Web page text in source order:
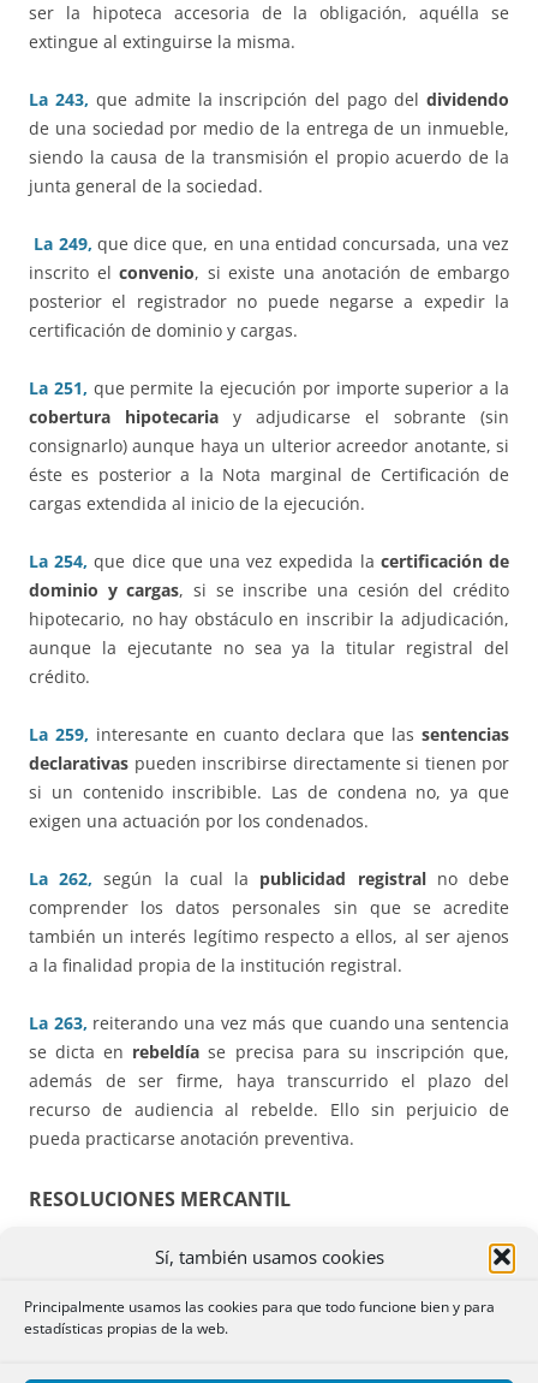
Sí, también usamos cookies
Principalmente usamos las cookies para que todo funcione bien y para
estadísticas propias de la web.
ser la hipoteca accesoria de la obligación, aquélla se
extingue al extinguirse la misma.
La 243, que admite la inscripción del pago deldividendo
de una sociedad por medio de la entrega de un inmueble,
siendo la causa de la transmisión el propio acuerdo de la
junta general de la sociedad.
La 249, que dice que, en una entidad concursada, una vez
inscrito el convenio, si existe una anotación de embargo
posterior el registrador no puede negarse a expedir la
certificación de dominio y cargas.
La 251, que permite la ejecución por importe superior a la
cobertura hipotecaria y adjudicarse el sobrante (sin
consignarlo) aunque haya un ulterior acreedor anotante, si
éste es posterior a la Nota marginal de Certificación de
cargas extendida al inicio de la ejecución.
La 254, que dice que una vez expedida la certificación de
dominio y cargas, si se inscribe una cesión del crédito
hipotecario, no hay obstáculo en inscribir la adjudicación,
aunque la ejecutante no sea ya la titular registral del
crédito.
La 259, interesante en cuanto declara que las sentencias
declarativas pueden inscribirse directamente si tienen por
si un contenido inscribible. Las de condena no, ya que
exigen una actuación por los condenados.
La 262, según la cual la publicidad registralno debe
comprender los datos personales sin que se acredite
también un interés legítimo respecto a ellos, al ser ajenos
a la finalidad propia de la institución registral.
La 263, reiterando una vez más que cuando una sentencia
se dicta en rebeldía se precisa para su inscripción que,
además de ser firme, haya transcurrido el plazo del
recurso de audiencia al rebelde. Ello sin perjuicio de
pueda practicarse anotación preventiva.
RESOLUCIONES MERCANTIL
que establece que a los efectos del art. 111 del
surte efecto, por no poder entenderse la notificación con el
notificación por correo certificado con acuse de recibo.